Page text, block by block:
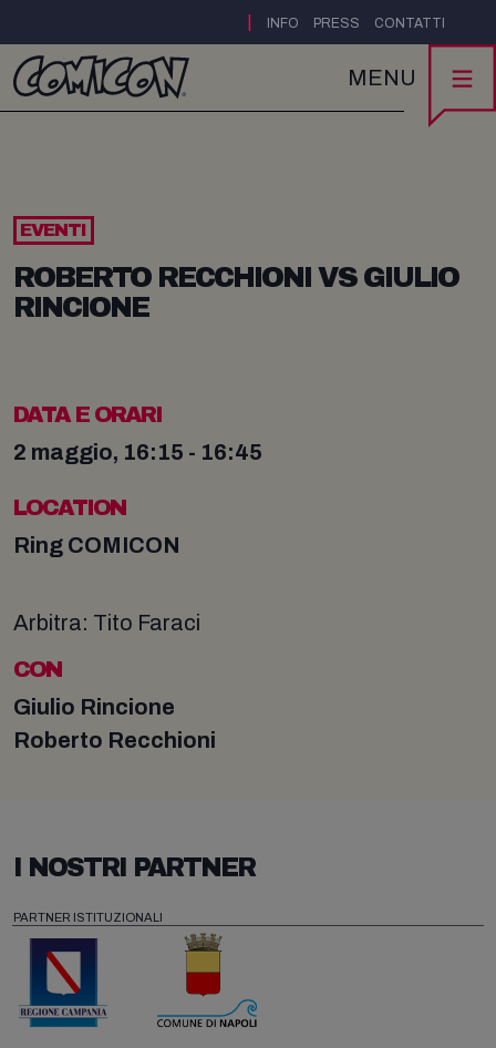
INFO PRESS CONTATTI
MENU
EVENTI
ROBERTO RECCHIONI VS GIULIO
RINCIONE
DATA E ORARI
2 maggio, 16:15 - 16:45
LOCATION
Ring COMICON
Arbitra: Tito Faraci
CON
Giulio Rincione
Roberto Recchioni
I NOSTRI PARTNER
PARTNER ISTITUZIONALI